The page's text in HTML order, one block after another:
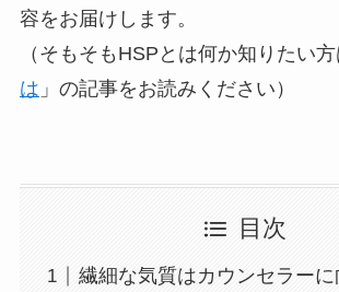
容をお届けします。
（そもそもHSPとは何か知りたい方
は 」の記事をお読みください）
目次
繊細な気質はカウンセラーに